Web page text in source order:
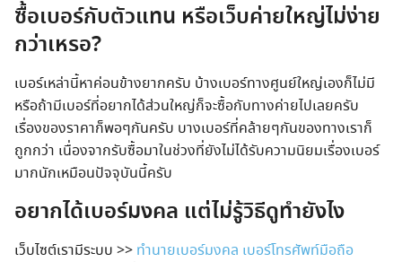
ซื้อเบอร์กับตัวแทน หรือเว็บค่ายใหญ่ไม่ง่าย
กว่าเหรอ?
เบอร์เหล่านี้หาค่อนข้างยากครับ บ้างเบอร์ทางศูนย์ใหญ่เองก็ไม่มี
หรือถ้ามีเบอร์ที่อยากได้ส่วนใหญ่ก็จะซื้อกับทางค่ายไปเลยครับ
เรื่องของราคาก็พอๆกันครับ บางเบอร์ที่คล้ายๆกันของทางเราก็
ถูกกว่า เนื่องจากรับซื้อมาในช่วงที่ยังไม่ได้รับความนิยมเรื่องเบอร์
มากนักเหมือนปัจจุบันนี้ครับ
อยากได้เบอร์มงคล แต่ไม่รู้วิธีดูทำยังไง
เว็บไซต์เรามีระบบ >> ทำนายเบอร์มงคล เบอร์โทรศัพท์มือถือ